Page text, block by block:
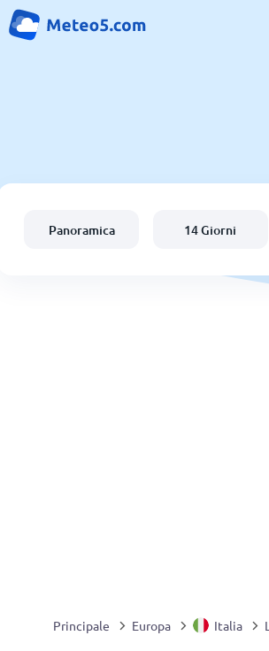
Panoramica 14 Giorni
Principale Europa Italia